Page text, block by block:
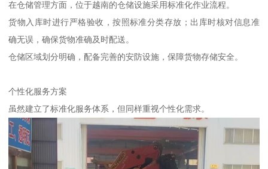
在仓储管理方面，位于越南的仓储设施采用标准化作业流程。
货物入库时进行严格验收，按照标准分类存放；出库时核对信息准
确无误，确保货物准确及时配送。
仓储区域划分明确，配备完善的安防设施，保障货物存储安全。
个性化服务方案
虽然建立了标准化服务体系，但同样重视个性化需求。